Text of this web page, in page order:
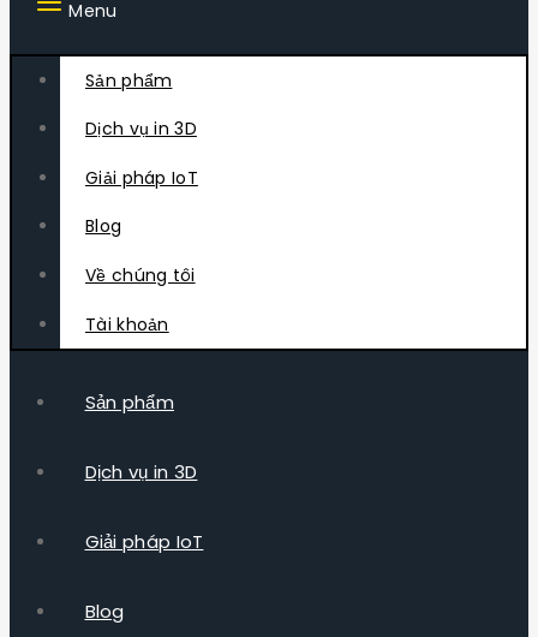
Menu
Sản phẩm
Dịch vụ in 3D
Giải pháp IoT
Blog
Về chúng tôi
Tài khoản
Sản phẩm
Dịch vụ in 3D
Giải pháp IoT
Blog